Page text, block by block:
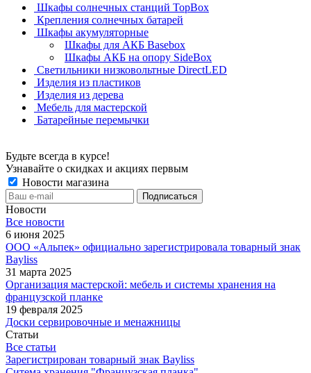
Шкафы солнечных станций TopBox
Крепления солнечных батарей
Шкафы акумуляторные
Шкафы для АКБ Basebox
Шкафы АКБ на опору SideBox
Светильники низковольтные DirectLED
Изделия из пластиков
Изделия из дерева
Мебель для мастерской
Батарейные перемычки
Будьте всегда в курсе!
Узнавайте о скидках и акциях первым
Новости магазина
Новости
Все новости
6 июня 2025
ООО «Альпек» официально зарегистрировала товарный знак
Bayliss
31 марта 2025
Организация мастерской: мебель и системы хранения на
французской планке
19 февраля 2025
Доски сервировочные и менажницы
Статьи
Все статьи
Зарегистрирован товарный знак Bayliss